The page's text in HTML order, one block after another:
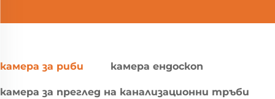
камера за риби камера ендоскоп
камера за преглед на канализационни тръби